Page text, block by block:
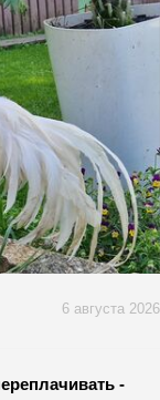
6 августа 2026
-